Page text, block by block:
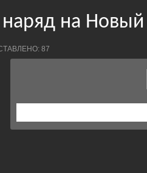
на Новый
87